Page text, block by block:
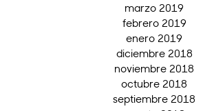
marzo 2019
febrero 2019
enero 2019
diciembre 2018
noviembre 2018
octubre 2018
septiembre 2018